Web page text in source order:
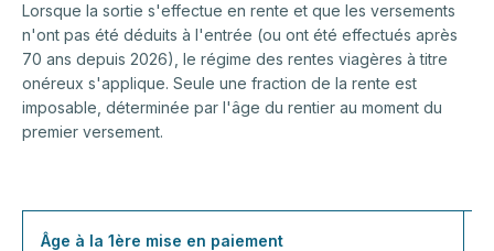
Lorsque la sortie s'effectue en rente et que les versements
n'ont pas été déduits à l'entrée (ou ont été effectués après
70 ans depuis 2026), le régime des rentes viagères à titre
onéreux s'applique. Seule une fraction de la rente est
imposable, déterminée par l'âge du rentier au moment du
premier versement.
Âge à la 1ère mise en paiement